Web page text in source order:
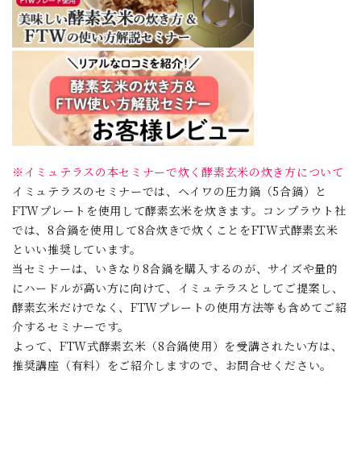
※イミュテラスの本セミナーで炊く酵素玄米の炊き方について
イミュテラスのセミナーでは、ヘイワの圧力鍋（5合鍋）と
FTWプレートを使用して酵素玄米を炊きます。コンプラウト社
では、8合鍋を使用して8合炊きで炊くことをFTW式酵素玄米
といい推奨しています。
当セミナーは、いきなり8合鍋を購入するのが、サイズや量的
にハードルが高い方に向けて、イミュテラスとしてご提案し、
酵素玄米だけでなく、FTWプレートの使用方法等も含めてご紹
介するセミナーです。
よって、FTW式酵素玄米（8合鍋使用）を受講されたい方は、
推奨講座（有料）をご紹介しますので、お問合せください。